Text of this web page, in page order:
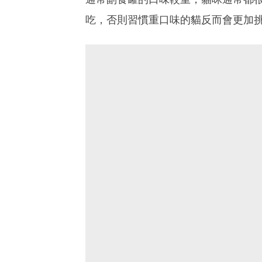
吃，否則習慣重口味的貓反而會更加